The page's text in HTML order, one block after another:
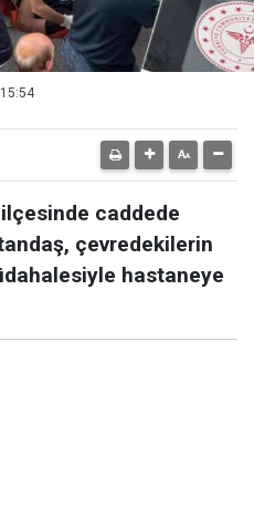
caddede
çevredekilerin
hastaneye